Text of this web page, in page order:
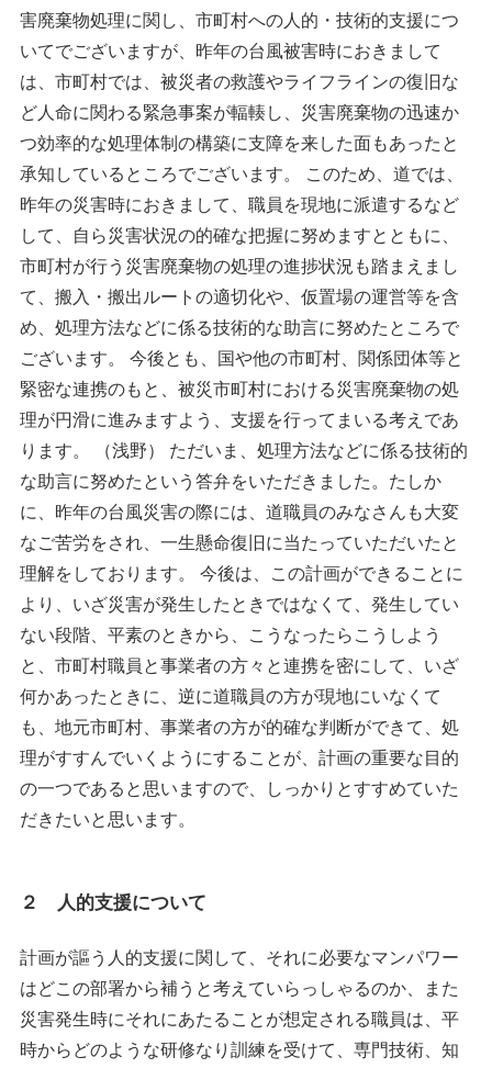
害廃棄物処理に関し、市町村への人的・技術的支援につ
いてでございますが、昨年の台風被害時におきまして
は、市町村では、被災者の救護やライフラインの復旧な
ど人命に関わる緊急事案が輻輳し、災害廃棄物の迅速か
つ効率的な処理体制の構築に支障を来した面もあったと
承知しているところでございます。 このため、道では、
昨年の災害時におきまして、職員を現地に派遣するなど
して、自ら災害状況の的確な把握に努めますとともに、
市町村が行う災害廃棄物の処理の進捗状況も踏まえまし
て、搬入・搬出ルートの適切化や、仮置場の運営等を含
め、処理方法などに係る技術的な助言に努めたところで
ございます。 今後とも、国や他の市町村、関係団体等と
緊密な連携のもと、被災市町村における災害廃棄物の処
理が円滑に進みますよう、支援を行ってまいる考えであ
ります。 （浅野） ただいま、処理方法などに係る技術的
な助言に努めたという答弁をいただきました。たしか
に、昨年の台風災害の際には、道職員のみなさんも大変
なご苦労をされ、一生懸命復旧に当たっていただいたと
理解をしております。 今後は、この計画ができることに
より、いざ災害が発生したときではなくて、発生してい
ない段階、平素のときから、こうなったらこうしよう
と、市町村職員と事業者の方々と連携を密にして、いざ
何かあったときに、逆に道職員の方が現地にいなくて
も、地元市町村、事業者の方が的確な判断ができて、処
理がすすんでいくようにすることが、計画の重要な目的
の一つであると思いますので、しっかりとすすめていた
だきたいと思います。
２ 人的支援について
計画が謳う人的支援に関して、それに必要なマンパワー
はどこの部署から補うと考えていらっしゃるのか、また
災害発生時にそれにあたることが想定される職員は、平
時からどのような研修なり訓練を受けて、専門技術、知